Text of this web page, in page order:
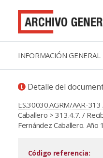
INFORMACIÓN GENERAL
Detalle del
ES.30030.AGRM/AAR-
Caballero >313.4.7. /
Fernández Caballero. Año
Código referencia: